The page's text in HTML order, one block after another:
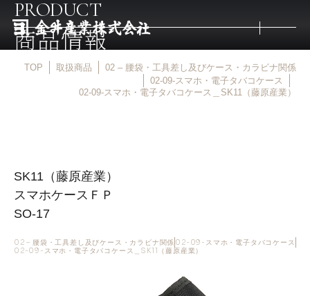
金井産業の強み
マルキン印
PRODUCT
商品情報
TOP 取扱商品
02 – 腰袋・工具差し及びケース・カラビナ関係
02-09-スマホ・電子タバコケース
02-09-スマホ・電子タバコケース＿SK11（藤原産業）
SK11（藤原産業）
スマホケースＦＰ
SO-17
02 – 腰袋・工具差し及びケース・カラビナ関係 02-09-スマホ・電子タバコケース
02-09-スマホ・電子タバコケース＿SK11（藤原産業）